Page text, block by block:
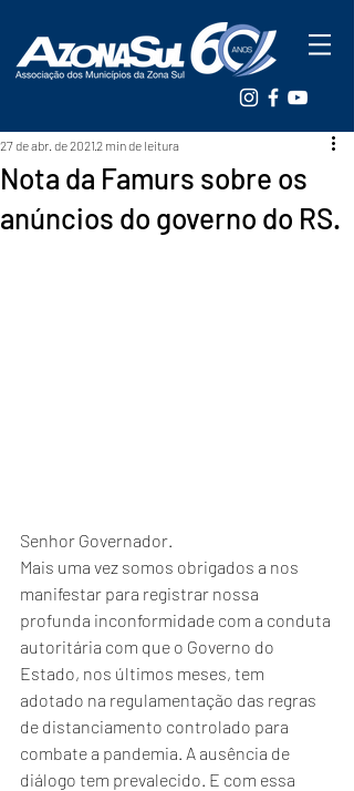
Nota da Famurs sobre os
anúncios do governo do RS.
27 de abr. de 20212 min de leitura
Senhor Governador.
Mais uma vez somos obrigados a nos
manifestar para registrar nossa
profunda inconformidade com a conduta
autoritária com que o Governo do
Estado, nos últimos meses, tem
adotado na regulamentação das regras
de distanciamento controlado para
combate a pandemia. A ausência de
diálogo tem prevalecido. E com essa